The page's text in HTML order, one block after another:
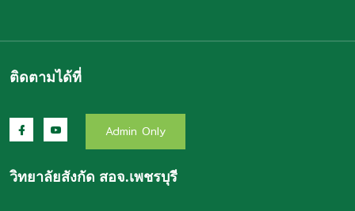
ติดตามได้ที่
Admin Only
วิทยาลัยสังกัด สอจ.เพชรบุรี